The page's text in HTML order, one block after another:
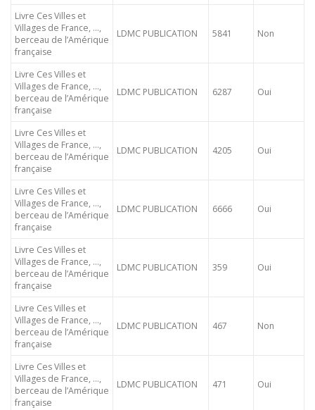
Livre Ces Villes et
Villages de France, …,
berceau de l’Amérique
française
LDMC PUBLICATION 5841 Non
Livre Ces Villes et
Villages de France, …,
berceau de l’Amérique
française
LDMC PUBLICATION 6287 Oui
Livre Ces Villes et
Villages de France, …,
berceau de l’Amérique
française
LDMC PUBLICATION 4205 Oui
Livre Ces Villes et
Villages de France, …,
berceau de l’Amérique
française
LDMC PUBLICATION 6666 Oui
Livre Ces Villes et
Villages de France, …,
berceau de l’Amérique
française
LDMC PUBLICATION 359 Oui
Livre Ces Villes et
Villages de France, …,
berceau de l’Amérique
française
LDMC PUBLICATION 467 Non
Livre Ces Villes et
Villages de France, …,
berceau de l’Amérique
française
LDMC PUBLICATION 471 Oui